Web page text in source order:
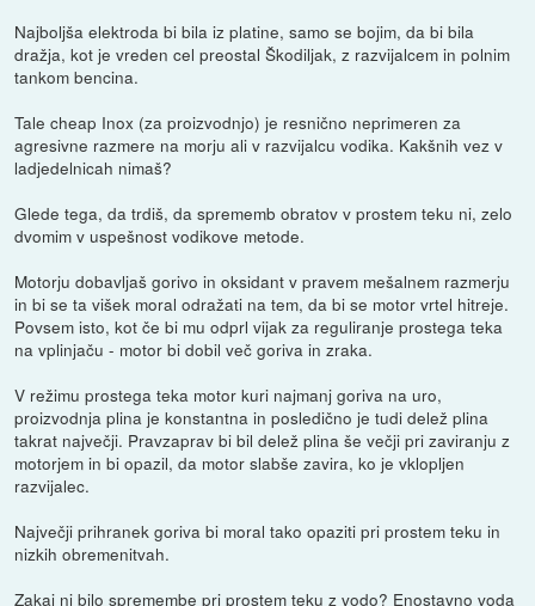
Najboljša elektroda bi bila iz platine, samo se bojim, da bi bila
dražja, kot je vreden cel preostal Škodiljak, z razvijalcem in polnim
tankom bencina.
Tale cheap Inox (za proizvodnjo) je resnično neprimeren za
agresivne razmere na morju ali v razvijalcu vodika. Kakšnih vez v
ladjedelnicah nimaš?
Glede tega, da trdiš, da sprememb obratov v prostem teku ni, zelo
dvomim v uspešnost vodikove metode.
Motorju dobavljaš gorivo in oksidant v pravem mešalnem razmerju
in bi se ta višek moral odražati na tem, da bi se motor vrtel hitreje.
Povsem isto, kot če bi mu odprl vijak za reguliranje prostega teka
na vplinjaču - motor bi dobil več goriva in zraka.
V režimu prostega teka motor kuri najmanj goriva na uro,
proizvodnja plina je konstantna in posledično je tudi delež plina
takrat največji. Pravzaprav bi bil delež plina še večji pri zaviranju z
motorjem in bi opazil, da motor slabše zavira, ko je vklopljen
razvijalec.
Največji prihranek goriva bi moral tako opaziti pri prostem teku in
nizkih obremenitvah.
Zakaj ni bilo spremembe pri prostem teku z vodo? Enostavno voda